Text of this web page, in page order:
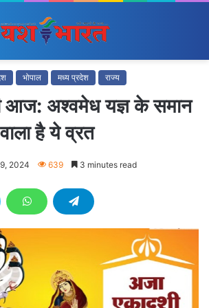
भोपाल मध्य प्रदेश राज्य
आज: अश्वमेध यज्ञ के समान
है ये व्रत
2024 639 3 minutes read